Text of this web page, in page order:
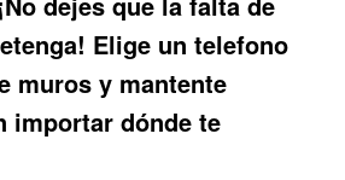
Elige untelefono
muros y mantente
importar dónde te